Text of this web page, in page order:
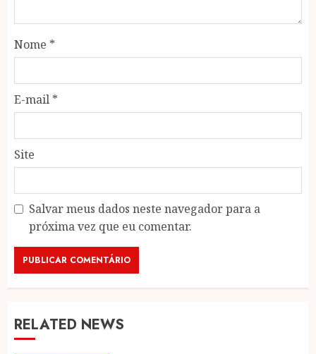
Nome *
E-mail *
Site
Salvar meus dados neste navegador para a
próxima vez que eu comentar.
RELATED NEWS